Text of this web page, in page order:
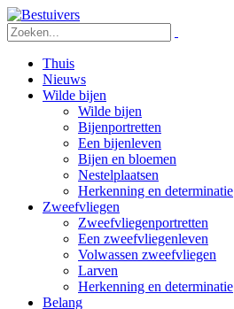
Thuis
Nieuws
Wilde bijen
Wilde bijen
Bijenportretten
Een bijenleven
Bijen en bloemen
Nestelplaatsen
Herkenning en determinatie
Zweefvliegen
Zweefvliegenportretten
Een zweefvliegenleven
Volwassen zweefvliegen
Larven
Herkenning en determinatie
Belang